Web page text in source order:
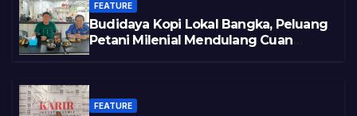
FEATURE
Budidaya Kopi Lokal Bangka, Peluang
Petani Milenial Mendulang Cuan
FEATURE